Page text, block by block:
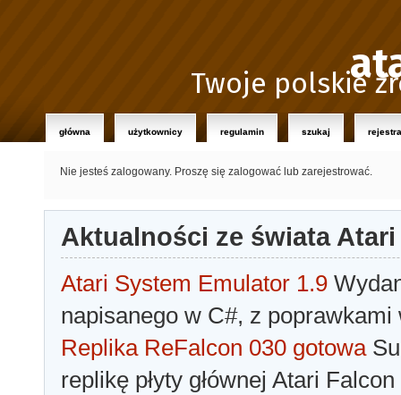
Twoje polskie
główna użytkownicy regulamin szukaj
Nie jesteś zalogowany. Proszę się zalogować lub zarejestrować.
Aktualności ze świata Atari
Atari System Emulator 1.9
napisanego w C#, z poprawkami
Replika ReFalcon 030 gotowa
replikę płyty głównej Atari